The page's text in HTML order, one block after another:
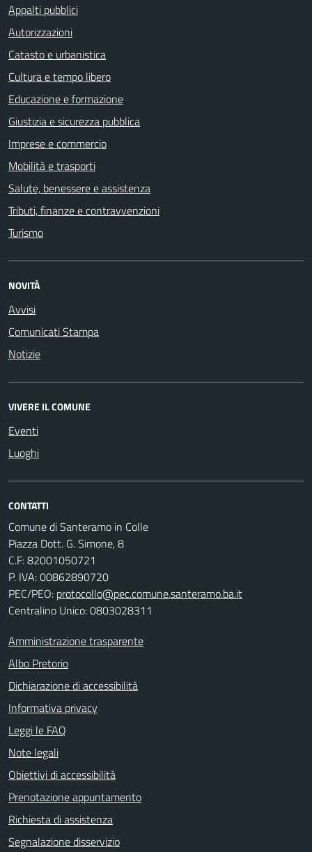
Appalti pubblici
Autorizzazioni
Catasto e urbanistica
Cultura e tempo libero
Educazione e formazione
Giustizia e sicurezza pubblica
Imprese e commercio
Mobilità e trasporti
Salute, benessere e assistenza
Tributi, finanze e contravvenzioni
Turismo
NOVITÀ
Avvisi
Comunicati Stampa
Notizie
VIVERE IL COMUNE
Eventi
Luoghi
CONTATTI
Comune di Santeramo in Colle
Piazza Dott. G. Simone, 8
C.F:82001050721
P. IVA:00862890720
PEC/PEO: protocollo@pec.comune.santeramo.ba.it
Centralino Unico: 0803028311
Amministrazione trasparente
Albo Pretorio
Dichiarazione di accessibilità
Informativa privacy
Leggi le FAQ
Note legali
Obiettivi di accessibilità
Prenotazione appuntamento
Richiesta di assistenza
Segnalazione disservizio